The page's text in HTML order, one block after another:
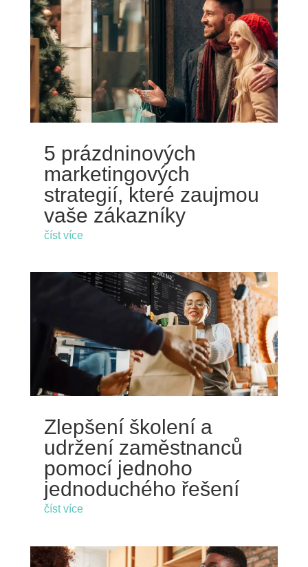
5 prázdninových
marketingových
strategií, které zaujmou
vaše zákazníky
číst více
Zlepšení školení a
udržení zaměstnanců
pomocí jednoho
jednoduchého řešení
číst více